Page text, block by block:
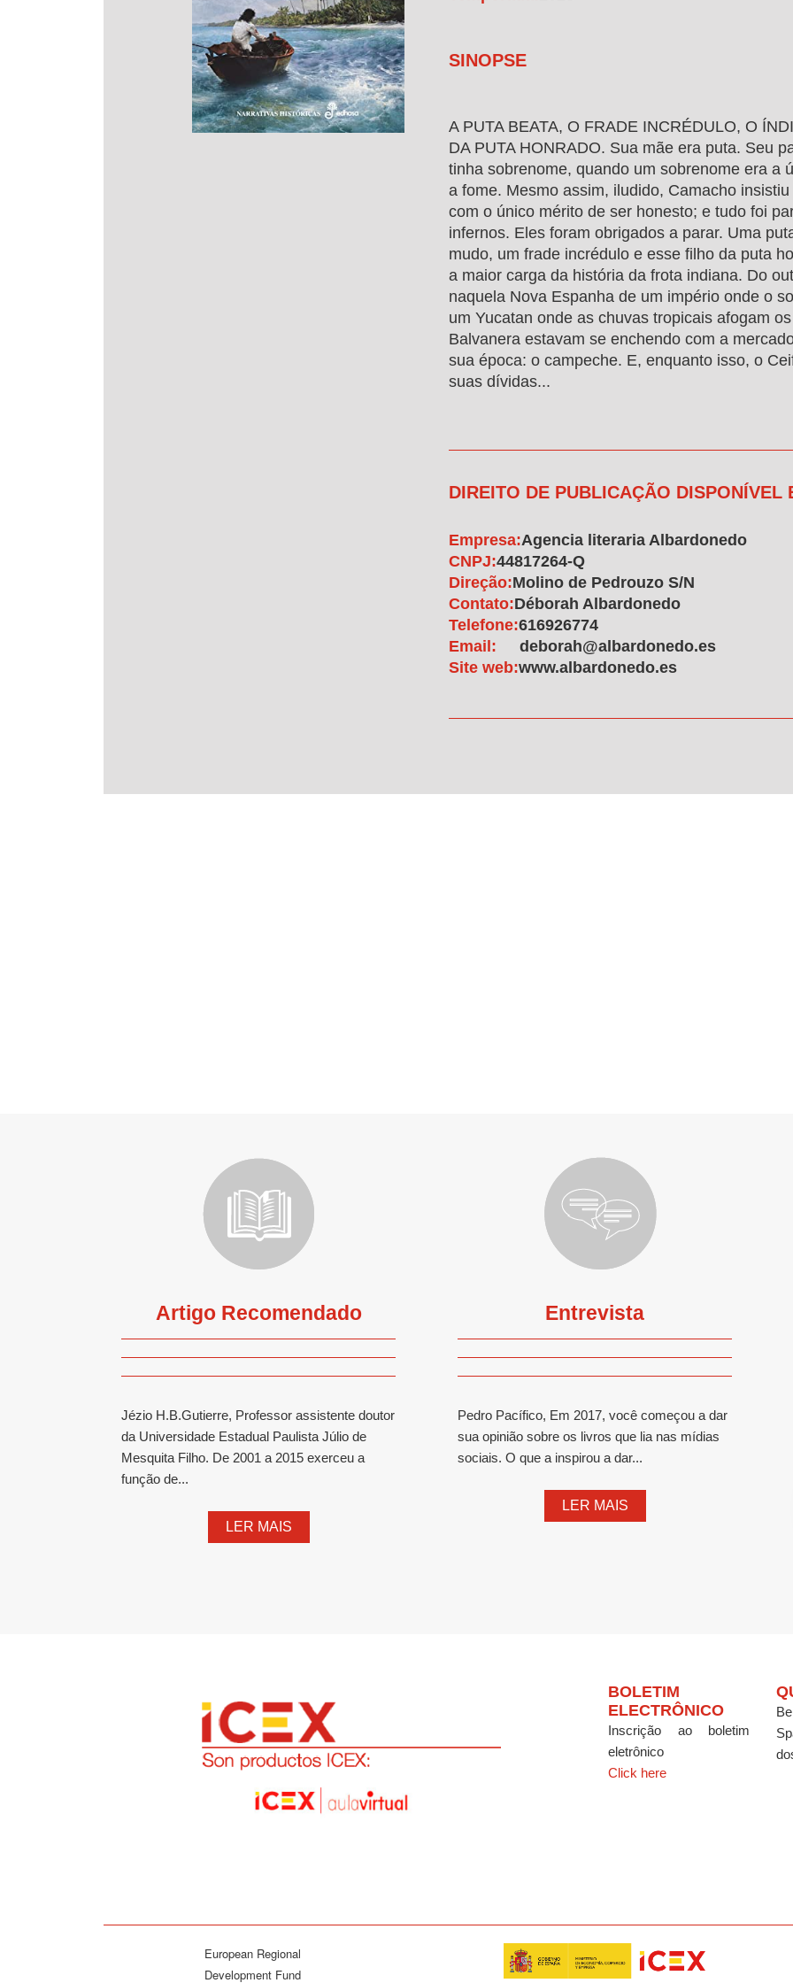
SINOPSE
A PUTA BEATA, O FRADE INCRÉDULO, O
DA PUTA HONRADO. Sua mãe era puta. Seu
tinha sobrenome, quando um sobrenome era a
a fome. Mesmo assim, iludido, Camacho
com o único mérito de ser honesto; e tudo foi
infernos. Eles foram obrigados a parar. Uma
mudo, um frade incrédulo e esse filho da puta
a maior carga da história da frota indiana. Do
naquela Nova Espanha de um império onde o
um Yucatan onde as chuvas tropicais afogam
Balvanera estavam se enchendo com a
sua época: o campeche. E, enquanto isso, o
suas dívidas...
DIREITO DE PUBLICAÇÃO DISPONÍVEL
Empresa:Agencia literaria Albardonedo
CNPJ:44817264-Q
Direção:Molino de Pedrouzo S/N
Contato:Déborah Albardonedo
Telefone:616926774
Email:
deborah@albardonedo.es
Site web:www.albardonedo.es
Artigo Recomendado
Jézio H.B.Gutierre, Professor assistente doutor
da Universidade Estadual Paulista Júlio de
Mesquita Filho. De 2001 a 2015 exerceu a
função de...
LER MAIS
Entrevista
Pedro Pacífico, Em 2017, você começou a dar
sua opinião sobre os livros que lia nas mídias
sociais. O que a inspirou a dar...
LER MAIS
BOLETIM
ELECTRÔNICO
Inscrição ao boletim
eletrônico
Click here
European Regional
Development Fund